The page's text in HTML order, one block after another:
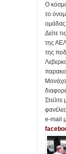
Ο
το
Δείτε
της
της
e-mail